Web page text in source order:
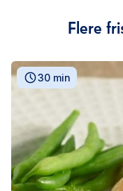
Flere
30 min